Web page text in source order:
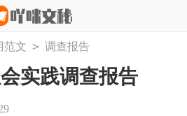
范文 > 调查报告
实践调查报告